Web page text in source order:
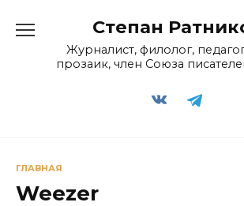
содержанию
Степан
Журналист, филолог,
прозаик, член Союза
ГЛАВНАЯ
Weezer